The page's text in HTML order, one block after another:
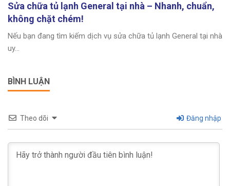
Sửa chữa tủ lạnh General tại nhà – Nhanh, chuẩn,
không chặt chém!
Nếu bạn đang tìm kiếm dịch vụ sửa chữa tủ lạnh General tại nhà
uy...
BÌNH LUẬN
Theo dõi Đăng nhập